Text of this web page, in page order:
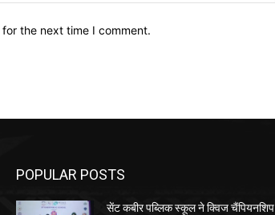
the next time I comment.
POPULAR POSTS
सेंट कबीर पब्लिक स्कूल ने क्विज चैंपियनशिप